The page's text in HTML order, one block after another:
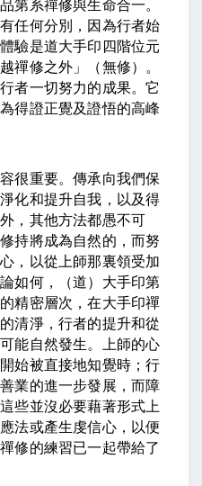
第系禪修與生命合一。
任何分別，因為行者始
驗是道大手印四階位元
禪修之外」（無修）。
者一切努力的成果。它
得證正覺及證悟的高峰
重要。傳承向我們保
化和提升自我，以及得
，其他方法都愚不可
持將成為自然的，而努
，以從上師那裏領受加
如何，（道）大手印第
精密層次，在大手印禪
清淨，行者的提升和從
能自然發生。上師的心
始被直接地知覺時；行
業的進一步發展，而障
些並沒必要藉著形式上
法或產生虔信心，以便
修的練習已一起帶給了